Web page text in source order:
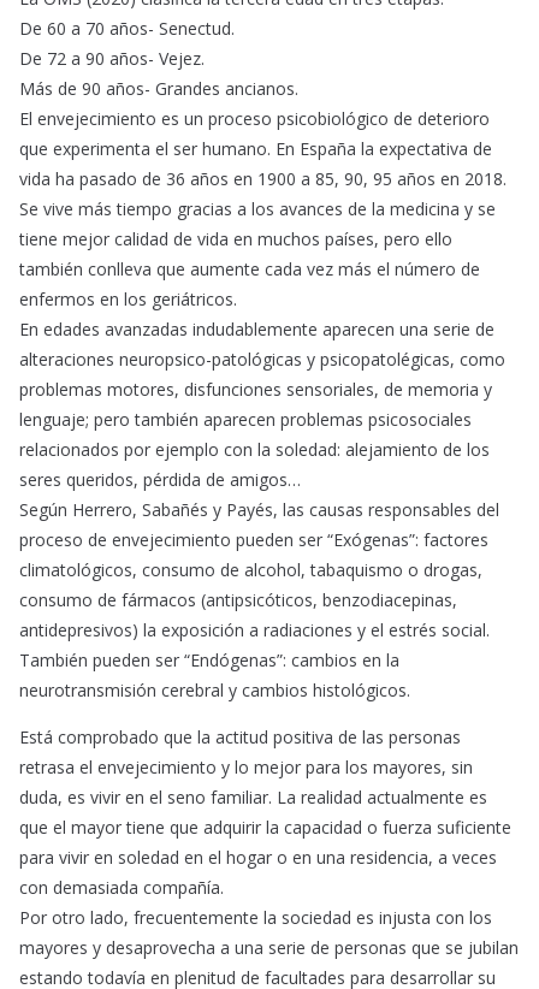
De 60 a 70 años- Senectud.
De 72 a 90 años- Vejez.
Más de 90 años- Grandes ancianos.
El envejecimiento es un proceso psicobiológico de deterioro
que experimenta el ser humano. En España la expectativa de
vida ha pasado de 36 años en 1900 a 85, 90, 95 años en 2018.
Se vive más tiempo gracias a los avances de la medicina y se
tiene mejor calidad de vida en muchos países, pero ello
también conlleva que aumente cada vez más el número de
enfermos en los geriátricos.
En edades avanzadas indudablemente aparecen una serie de
alteraciones neuropsico-patológicas y psicopatolégicas, como
problemas motores, disfunciones sensoriales, de memoria y
lenguaje; pero también aparecen problemas psicosociales
relacionados por ejemplo con la soledad: alejamiento de los
seres queridos, pérdida de amigos…
Según Herrero, Sabañés y Payés, las causas responsables del
proceso de envejecimiento pueden ser “Exógenas”: factores
climatológicos, consumo de alcohol, tabaquismo o drogas,
consumo de fármacos (antipsicóticos, benzodiacepinas,
antidepresivos) la exposición a radiaciones y el estrés social.
También pueden ser “Endógenas”: cambios en la
neurotransmisión cerebral y cambios histológicos.
Está comprobado que la actitud positiva de las personas
retrasa el envejecimiento y lo mejor para los mayores, sin
duda, es vivir en el seno familiar. La realidad actualmente es
que el mayor tiene que adquirir la capacidad o fuerza suficiente
para vivir en soledad en el hogar o en una residencia, a veces
con demasiada compañía.
Por otro lado, frecuentemente la sociedad es injusta con los
mayores y desaprovecha a una serie de personas que se jubilan
estando todavía en plenitud de facultades para desarrollar su